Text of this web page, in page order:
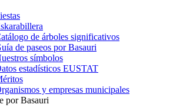
de árboles significativos
de paseos por Basauri
símbolos
estadísticos EUSTAT
y empresas municipales
por Basauri